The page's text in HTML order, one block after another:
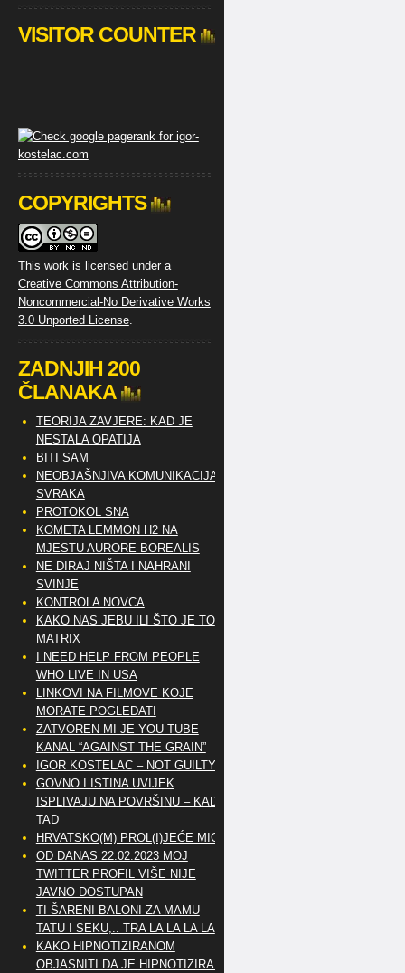
VISITOR COUNTER
COPYRIGHTS
This work is licensed under a
Creative Commons Attribution-
Noncommercial-No Derivative Works
3.0 Unported License.
ZADNJIH 200
ČLANAKA
TEORIJA ZAVJERE: KAD JE
NESTALA OPATIJA
BITI SAM
NEOBJAŠNJIVA KOMUNIKACIJA
SVRAKA
PROTOKOL SNA
KOMETA LEMMON H2 NA
MJESTU AURORE BOREALIS
NE DIRAJ NIŠTA I NAHRANI
SVINJE
KONTROLA NOVCA
KAKO NAS JEBU ILI ŠTO JE TO
MATRIX
I NEED HELP FROM PEOPLE
WHO LIVE IN USA
LINKOVI NA FILMOVE KOJE
MORATE POGLEDATI
ZATVOREN MI JE YOU TUBE
KANAL “AGAINST THE GRAIN”
IGOR KOSTELAC – NOT GUILTY
GOVNO I ISTINA UVIJEK
ISPLIVAJU NA POVRŠINU – KAD
TAD
HRVATSKO(M) PROL(I)JEĆE MIG
OD DANAS 22.02.2023 MOJ
TWITTER PROFIL VIŠE NIJE
JAVNO DOSTUPAN
TI ŠARENI BALONI ZA MAMU
TATU I SEKU,.. TRA LA LA LA LA
KAKO HIPNOTIZIRANOM
OBJASNITI DA JE HIPNOTIZIRAN